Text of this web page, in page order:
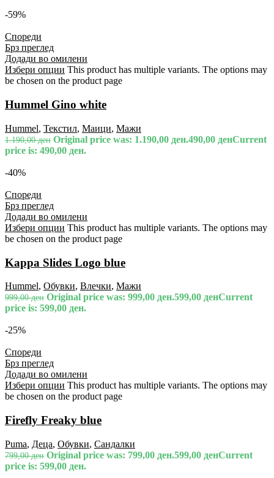
-59%
Спореди
Брз преглед
Додади во омилени
Избери опции This product has multiple variants. The options may
be chosen on the product page
Hummel Gino white
Hummel, Текстил, Маици, Мажи
1.190,00ден Original price was: 1.190,00 ден.490,00 денCurrent
price is: 490,00 ден.
-40%
Спореди
Брз преглед
Додади во омилени
Избери опции This product has multiple variants. The options may
be chosen on the product page
Kappa Slides Logo blue
Hummel, Обувки, Влечки, Мажи
999,00ден Original price was: 999,00 ден.599,00 денCurrent
price is: 599,00 ден.
-25%
Спореди
Брз преглед
Додади во омилени
Избери опции This product has multiple variants. The options may
be chosen on the product page
Firefly Freaky blue
Puma, Деца, Обувки, Сандалки
799,00ден Original price was: 799,00 ден.599,00 денCurrent
price is: 599,00 ден.